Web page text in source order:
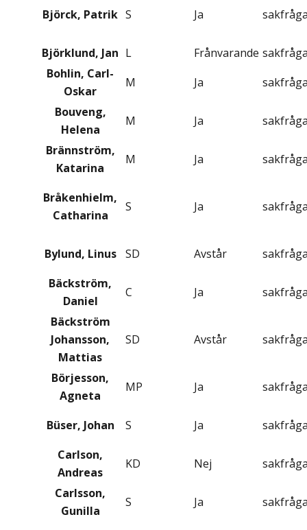
Björck, Patrik S Ja
Björklund, Jan L Frånvarande
Bohlin, Carl-
Oskar
M Ja
Bouveng,
Helena
M Ja
Brännström,
Katarina
M Ja
Bråkenhielm,
Catharina
S Ja
Bylund, Linus SD Avstår
Bäckström,
Daniel
C Ja
Bäckström
Johansson,
Mattias
SD Avstår
Börjesson,
Agneta
MP Ja
Büser, Johan S Ja
Carlson,
Andreas
KD Nej
Carlsson,
Gunilla
S Ja